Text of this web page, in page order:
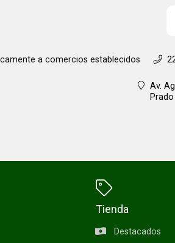
a comercios establecidos
Av.
Tienda
Destacados